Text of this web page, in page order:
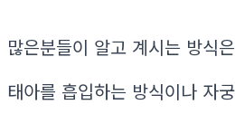
많은분들이 알고 계시는 방식은
태아를 흡입하는 방식이나 자